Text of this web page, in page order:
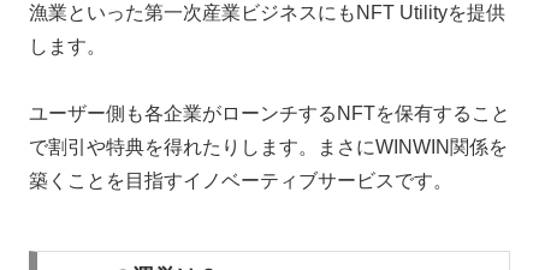
漁業といった第一次産業ビジネスにもNFT Utilityを提供
します。
ユーザー側も各企業がローンチするNFTを保有すること
で割引や特典を得れたりします。まさにWINWIN関係を
築くことを目指すイノベーティブサービスです。